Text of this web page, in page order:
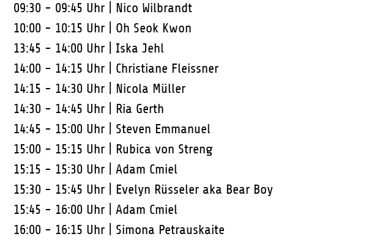
09:30 - 09:45 Uhr | Nico Wilbrandt
10:00 - 10:15 Uhr | Oh Seok Kwon
13:45 - 14:00 Uhr | Iska Jehl
14:00 - 14:15 Uhr | Christiane Fleissner
14:15 - 14:30 Uhr | Nicola Müller
14:30 - 14:45 Uhr | Ria Gerth
14:45 - 15:00 Uhr | Steven Emmanuel
15:00 - 15:15 Uhr | Rubica von Streng
15:15 - 15:30 Uhr | Adam Cmiel
15:30 - 15:45 Uhr | Evelyn Rüsseler aka Bear Boy
15:45 - 16:00 Uhr | Adam Cmiel
16:00 - 16:15 Uhr | Simona Petrauskaite